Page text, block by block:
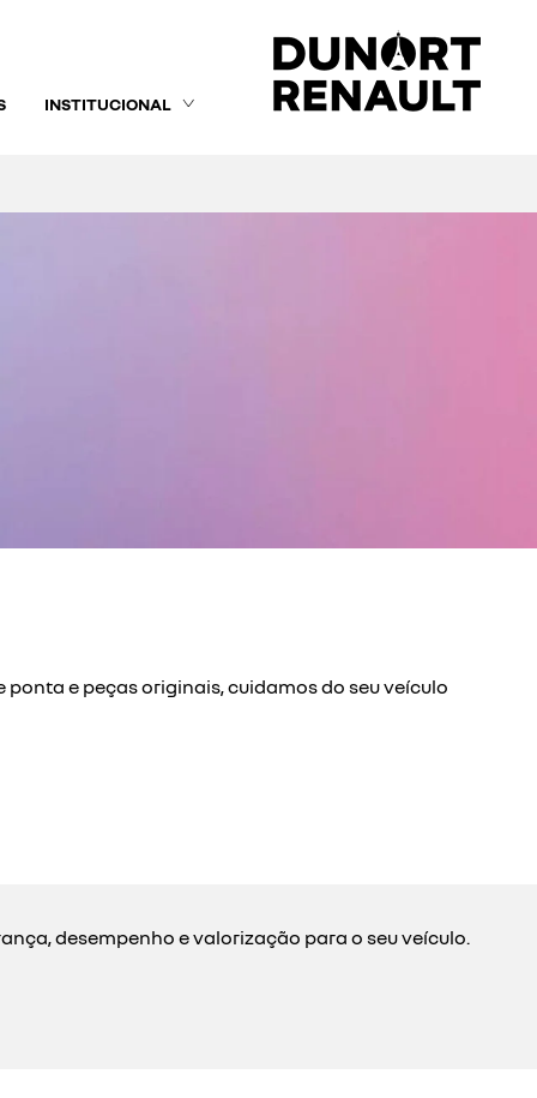
INSTITUCIONAL
e peças originais, cuidamos do seu veículo
desempenho e valorização para o seu veículo.